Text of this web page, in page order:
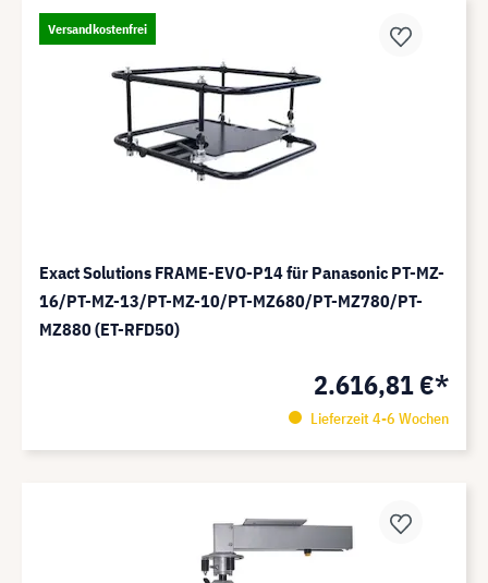
Versandkostenfrei
Exact Solutions FRAME-EVO-P14 für Panasonic PT-MZ-
16/PT-MZ-13/PT-MZ-10/PT-MZ680/PT-MZ780/PT-
MZ880 (ET-RFD50)
2.616,81 €*
Lieferzeit 4-6 Wochen